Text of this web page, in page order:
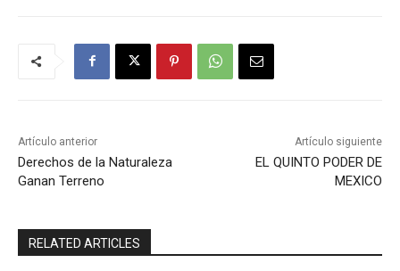
Artículo anterior
Derechos de la Naturaleza
Ganan Terreno
Artículo siguiente
EL QUINTO PODER DE
MEXICO
RELATED ARTICLES